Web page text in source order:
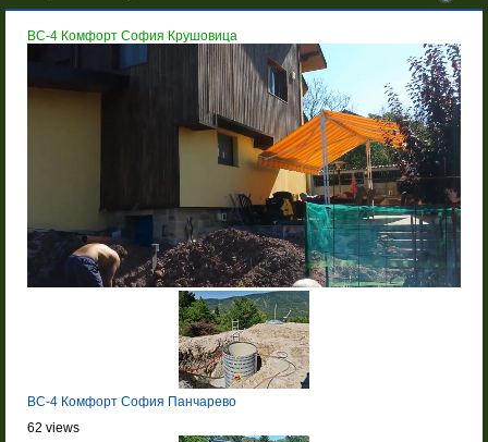
BC-4 Комфорт София Крушовица
BC-4 Комфорт София Панчарево
62 views